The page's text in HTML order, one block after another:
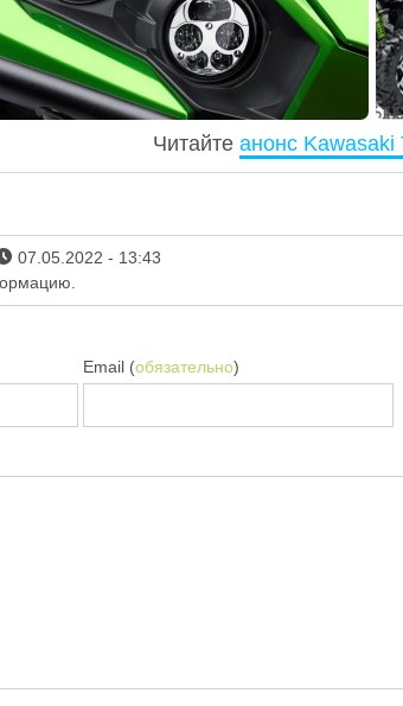
Читайте анонс Kawasaki
07.05.2022 - 13:43
Email (обязательно)